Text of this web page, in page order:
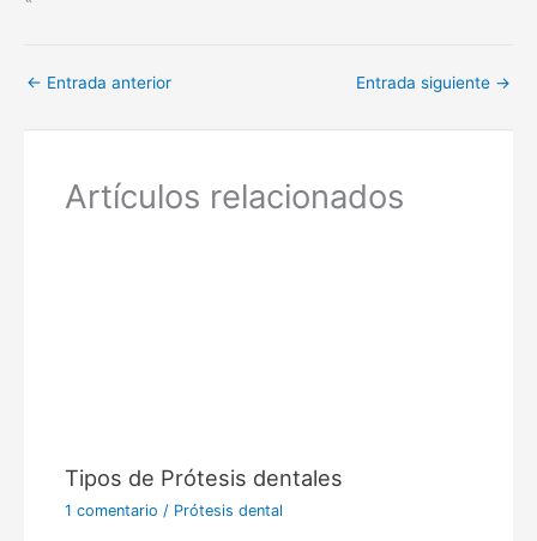
← Entrada anterior Entrada siguiente →
Artículos relacionados
Tipos de Prótesis dentales
1 comentario / Prótesis dental